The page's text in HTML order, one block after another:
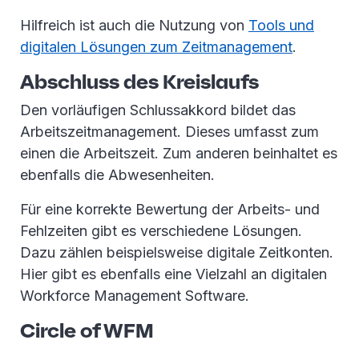
Hilfreich ist auch die Nutzung von Tools und
digitalen Lösungen zum Zeitmanagement.
Abschluss des Kreislaufs
Den vorläufigen Schlussakkord bildet das
Arbeitszeitmanagement. Dieses umfasst zum
einen die Arbeitszeit. Zum anderen beinhaltet es
ebenfalls die Abwesenheiten.
Für eine korrekte Bewertung der Arbeits- und
Fehlzeiten gibt es verschiedene Lösungen.
Dazu zählen beispielsweise digitale Zeitkonten.
Hier gibt es ebenfalls eine Vielzahl an digitalen
Workforce Management Software.
Circle of WFM